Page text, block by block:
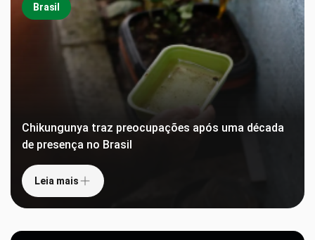
Brasil
Chikungunya traz preocupações após uma década
de presença no Brasil
Leia mais